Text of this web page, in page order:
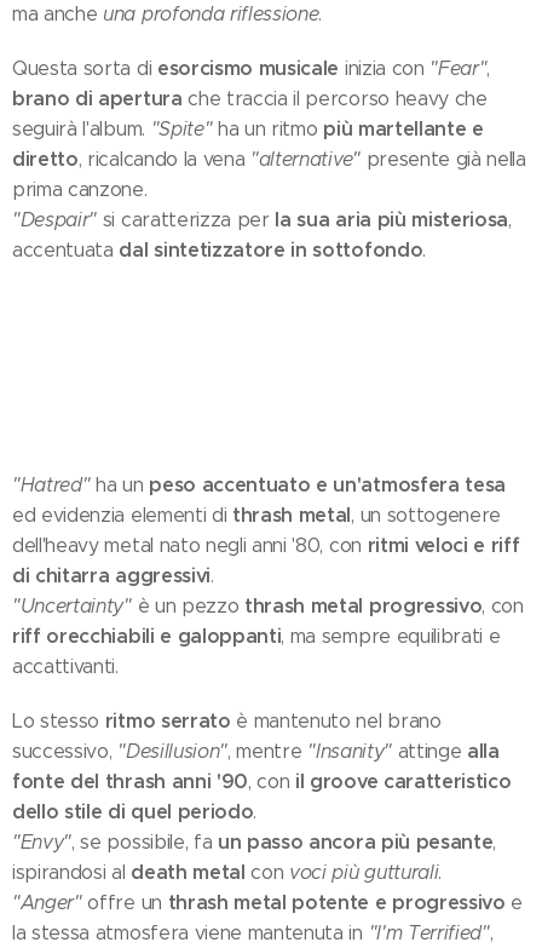
ma anche una profonda riflessione.
Questa sorta di esorcismo musicale inizia con "Fear",
brano di apertura che traccia il percorso heavy che
seguirà l'album. "Spite"ha un ritmo più martellante e
diretto, ricalcando la vena "alternative"presente già nella
prima canzone.
"Despair" si caratterizza per la sua aria più misteriosa,
accentuata dal sintetizzatore in sottofondo.
"Hatred"ha un peso accentuato e un'atmosfera tesa
ed evidenzia elementi di thrash metal, un sottogenere
dell'heavy metal nato negli anni '80, con ritmi veloci e riff
di chitarra aggressivi.
"Uncertainty"è un pezzo thrash metal progressivo, con
riff orecchiabili e galoppanti, ma sempre equilibrati e
accattivanti.
Lo stesso ritmo serrato è mantenuto nel brano
successivo, "Desillusion", mentre "Insanity"attinge alla
fonte del thrash anni '90, con il groove caratteristico
dello stile di quel periodo.
"Envy", se possibile, fa un passo ancora più pesante,
ispirandosi al death metal con voci più gutturali.
"Anger"offre un thrash metal potente e progressivo e
la stessa atmosfera viene mantenuta in "I'm Terrified",